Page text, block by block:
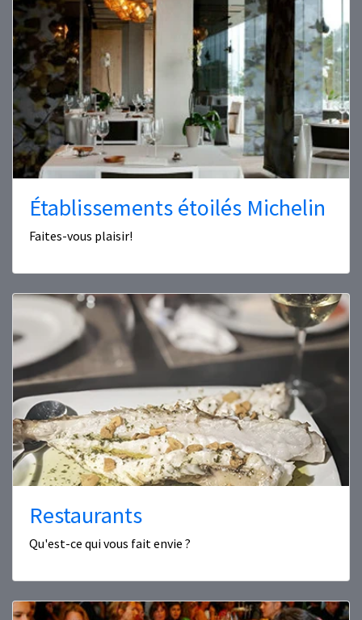
Établissements étoilés Michelin
Faites-vous plaisir!
Restaurants
Qu'est-ce qui vous fait envie ?